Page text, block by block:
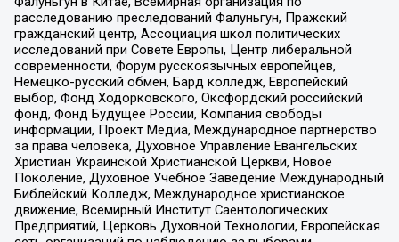
расследованию преследований Фалуньгун, Пражский
гражданский центр, Ассоциация школ политических
исследований при Совете Европы, Центр либеральной
современности, Форум русскоязычных европейцев,
Немецко-русский обмен, Бард колледж, Европейский
выбор, Фонд Ходорковского, Оксфордский российский
фонд, Фонд Будущее России, Компания свободы
информации, Проект Медиа, Международное партнерство
за права человека, Духовное Управление Евангельских
Христиан Украинской Христианской Церкви, Новое
Поколение, Духовное Учебное Заведение Международный
Библейский Колледж, Международное христианское
движение, Всемирный Институт Саентологических
Предприятий, Церковь Духовной Технологии, Европейская